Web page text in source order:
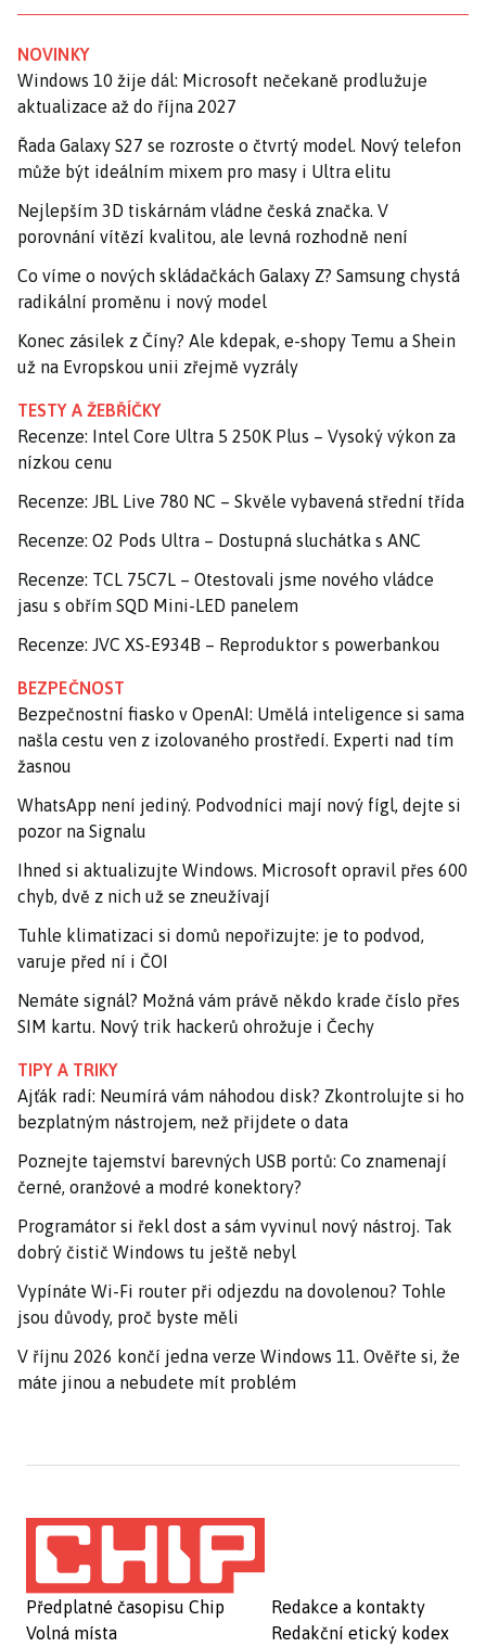
NOVINKY
Windows 10 žije dál: Microsoft nečekaně prodlužuje
aktualizace až do října 2027
Řada Galaxy S27 se rozroste o čtvrtý model. Nový telefon
může být ideálním mixem pro masy i Ultra elitu
Nejlepším 3D tiskárnám vládne česká značka. V
porovnání vítězí kvalitou, ale levná rozhodně není
Co víme o nových skládačkách Galaxy Z? Samsung chystá
radikální proměnu i nový model
Konec zásilek z Číny? Ale kdepak, e-shopy Temu a Shein
už na Evropskou unii zřejmě vyzrály
TESTY A ŽEBŘÍČKY
Recenze: Intel Core Ultra 5 250K Plus – Vysoký výkon za
nízkou cenu
Recenze: JBL Live 780 NC – Skvěle vybavená střední třída
Recenze: O2 Pods Ultra – Dostupná sluchátka s ANC
Recenze: TCL 75C7L – Otestovali jsme nového vládce
jasu s obřím SQD Mini-LED panelem
Recenze: JVC XS-E934B – Reproduktor s powerbankou
BEZPEČNOST
Bezpečnostní fiasko v OpenAI: Umělá inteligence si sama
našla cestu ven z izolovaného prostředí. Experti nad tím
žasnou
WhatsApp není jediný. Podvodníci mají nový fígl, dejte si
pozor na Signalu
Ihned si aktualizujte Windows. Microsoft opravil přes 600
chyb, dvě z nich už se zneužívají
Tuhle klimatizaci si domů nepořizujte: je to podvod,
varuje před ní i ČOI
Nemáte signál? Možná vám právě někdo krade číslo přes
SIM kartu. Nový trik hackerů ohrožuje i Čechy
TIPY A TRIKY
Ajťák radí: Neumírá vám náhodou disk? Zkontrolujte si ho
bezplatným nástrojem, než přijdete o data
Poznejte tajemství barevných USB portů: Co znamenají
černé, oranžové a modré konektory?
Programátor si řekl dost a sám vyvinul nový nástroj. Tak
dobrý čistič Windows tu ještě nebyl
Vypínáte Wi-Fi router při odjezdu na dovolenou? Tohle
jsou důvody, proč byste měli
V říjnu 2026 končí jedna verze Windows 11. Ověřte si, že
máte jinou a nebudete mít problém
Předplatné časopisu Chip
Volná místa
Redakce a kontakty
Redakční etický kodex